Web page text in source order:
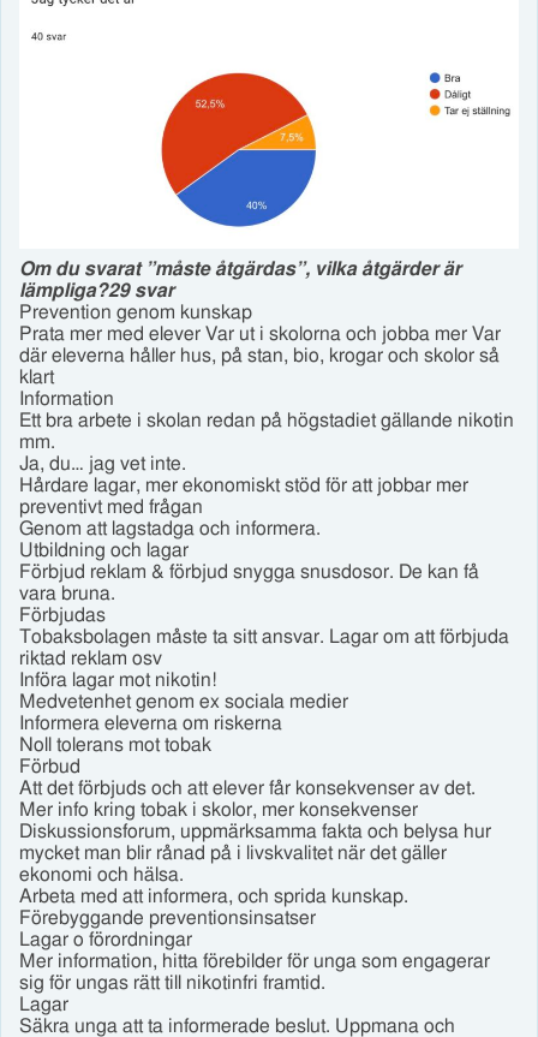
Om du svarat ”måste åtgärdas”, vilka åtgärder är
lämpliga?29 svar
Prevention genom kunskap
Prata mer med elever Var ut i skolorna och jobba mer Var
där eleverna håller hus, på stan, bio, krogar och skolor så
klart
Information
Ett bra arbete i skolan redan på högstadiet gällande nikotin
mm.
Ja, du… jag vet inte.
Hårdare lagar, mer ekonomiskt stöd för att jobbar mer
preventivt med frågan
Genom att lagstadga och informera.
Utbildning och lagar
Förbjud reklam & förbjud snygga snusdosor. De kan få
vara bruna.
Förbjudas
Tobaksbolagen måste ta sitt ansvar. Lagar om att förbjuda
riktad reklam osv
Införa lagar mot nikotin!
Medvetenhet genom ex sociala medier
Informera eleverna om riskerna
Noll tolerans mot tobak
Förbud
Att det förbjuds och att elever får konsekvenser av det.
Mer info kring tobak i skolor, mer konsekvenser
Diskussionsforum, uppmärksamma fakta och belysa hur
mycket man blir rånad på i livskvalitet när det gäller
ekonomi och hälsa.
Arbeta med att informera, och sprida kunskap.
Förebyggande preventionsinsatser
Lagar o förordningar
Mer information, hitta förebilder för unga som engagerar
sig för ungas rätt till nikotinfri framtid.
Lagar
Säkra unga att ta informerade beslut. Uppmana och